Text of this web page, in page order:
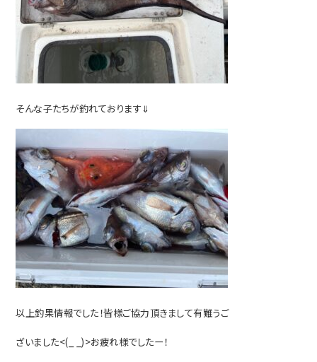
そんな子たちが釣れております⇓
以上釣果情報でした！皆様ご協力頂きまして有難うご
ざいました<(_ _)>お疲れ様でしたー！